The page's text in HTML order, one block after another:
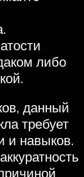
либо
данный
требует
и навыков.